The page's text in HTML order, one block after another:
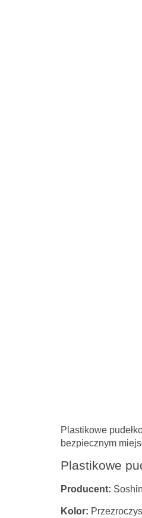
Plastikowe
bezpiecznym
Plastikowe
Producent:
Kolor: